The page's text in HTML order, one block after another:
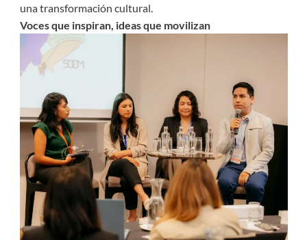
una transformación cultural.
Voces que inspiran, ideas que movilizan